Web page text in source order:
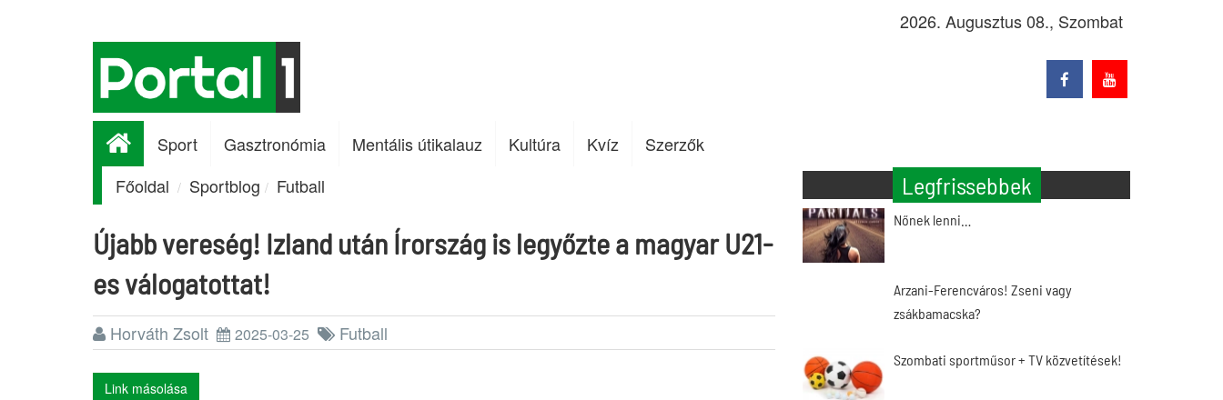
2026. Augusztus 08., Szombat
Sport Gasztronómia Mentális útikalauz Kultúra Kvíz
Szerzők
Főoldal
Sportblog Futball
Újabb vereség! Izland után Írország is legyőzte a magyar U21-
es válogatottat!
Horváth Zsolt 2025-03-25 Futball
Link másolása
Legfrissebbek
Nőnek lenni…
Arzani-Ferencváros! Zseni vagy
zsákbamacska?
Szombati sportműsor + TV közvetítések!